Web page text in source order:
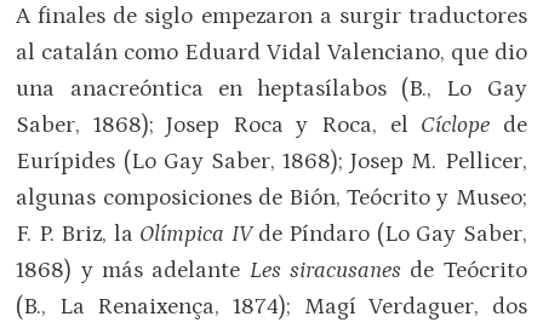
A finales de siglo empezaron a surgir traductores
al catalán como Eduard Vidal Valenciano, que dio
una anacreóntica en heptasílabos (B., Lo Gay
Saber, 1868); Josep Roca y Roca, el Cíclope de
Eurípides (Lo Gay Saber, 1868); Josep M. Pellicer,
algunas composiciones de Bión, Teócrito y Museo;
F. P. Briz, la Olímpica IVde Píndaro (Lo Gay Saber,
1868) y más adelante Les siracusanes de Teócrito
(B., La Renaixença, 1874); Magí Verdaguer, dos